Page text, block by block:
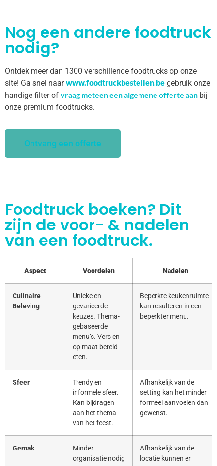
Nog een andere foodtruck
nodig?
Ontdek meer dan 1300 verschillende foodtrucks op onze
site! Ga snel naarwww.foodtruckbestellen.be gebruik onze
handige filter of vraag meteen een algemene offerte aan bij
onze premium foodtrucks.
Ontvang een offerte
Foodtruck boeken? Dit
zijn de voor- & nadelen
van een foodtruck.
Aspect Voordelen Nadelen
Culinaire
Beleving
Unieke en
gevarieerde
keuzes. Thema-
gebaseerde
menu’s. Vers en
op maat bereid
eten.
Beperkte keukenruimte
kan resulteren in een
beperkter menu.
Sfeer
Trendy en
informele sfeer.
Kan bijdragen
aan het thema
van het feest.
Afhankelijk van de
setting kan het minder
formeel aanvoelen dan
gewenst.
Gemak
Minder
organisatie nodig
Afhankelijk van de
locatie kunnen er